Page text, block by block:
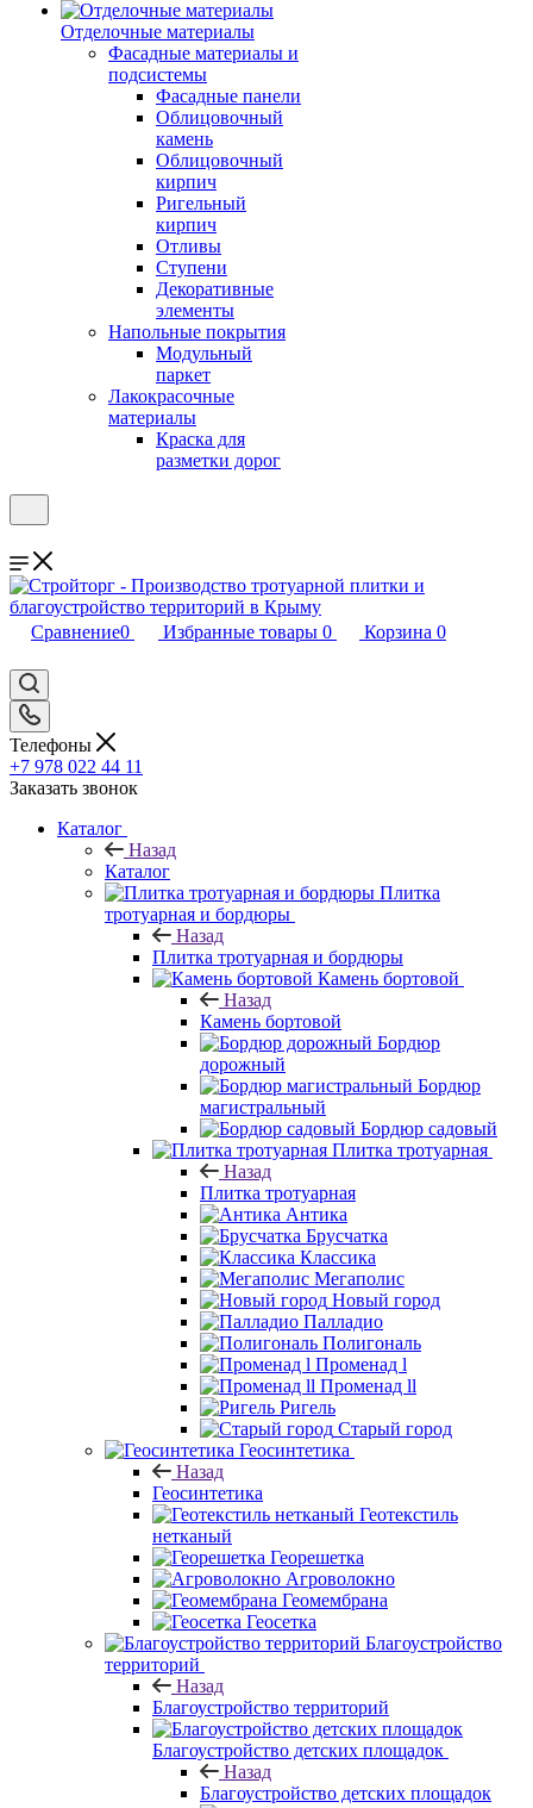
Отделочные материалы
Фасадные материалы и
подсистемы
Фасадные панели
Облицовочный
камень
Облицовочный
кирпич
Ригельный
кирпич
Отливы
Ступени
Декоративные
элементы
Напольные покрытия
Модульный
паркет
Лакокрасочные
материалы
Краска для
разметки дорог
Сравнение0 Избранные товары 0 Корзина 0
Телефоны
+7 978 022 44 11
Заказать звонок
Каталог
Назад
Каталог
Плитка
тротуарная и бордюры
Назад
Плитка тротуарная и бордюры
Камень бортовой
Назад
Камень бортовой
Бордюр
дорожный
Бордюр
магистральный
Бордюр садовый
Плитка тротуарная
Назад
Плитка тротуарная
Антика
Брусчатка
Классика
Мегаполис
Новый город
Палладио
Полигональ
Променад l
Променад ll
Ригель
Старый город
Геосинтетика
Назад
Геосинтетика
Геотекстиль
нетканый
Георешетка
Агроволокно
Геомембрана
Геосетка
Благоустройство
территорий
Назад
Благоустройство территорий
Благоустройство детских площадок
Назад
Благоустройство детских площадок